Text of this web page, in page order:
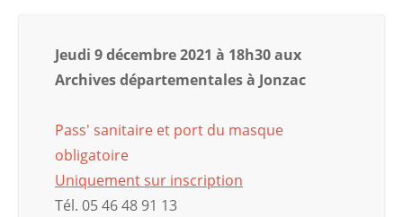
Jeudi 9 décembre 2021 à 18h30 aux
Archives départementales à Jonzac
Pass' sanitaire et port du masque
obligatoire
Uniquement sur inscription
Tél. 05 46 48 91 13